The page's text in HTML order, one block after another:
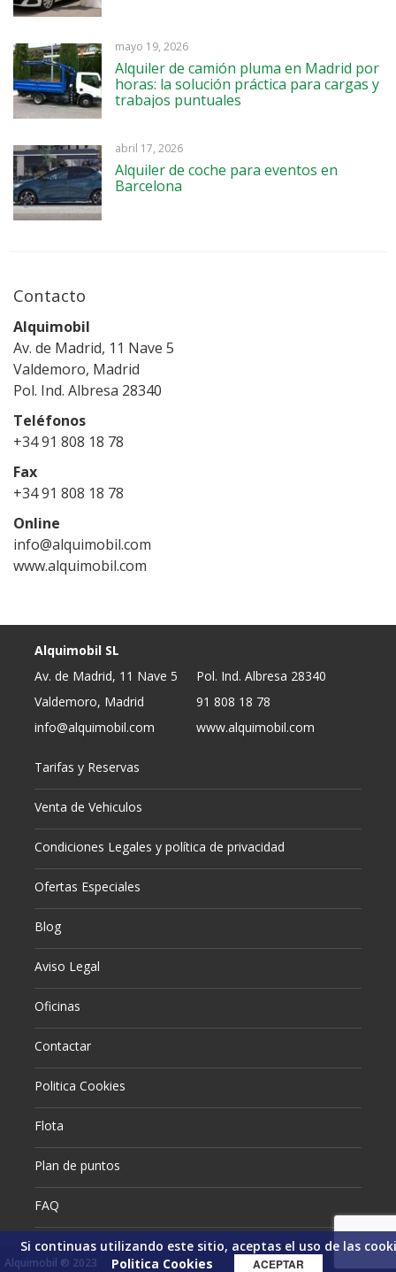
mayo 19, 2026
Alquiler de camión pluma en Madrid por
horas: la solución práctica para cargas y
trabajos puntuales
abril 17, 2026
Alquiler de coche para eventos en
Barcelona
Contacto
Alquimobil
Av. de Madrid, 11 Nave 5
Valdemoro, Madrid
Pol. Ind. Albresa 28340
Teléfonos
+34 91 808 18 78
Fax
+34 91 808 18 78
Online
info@alquimobil.com
www.alquimobil.com
Alquimobil SL
Av. de Madrid, 11 Nave 5
Pol. Ind. Albresa 28340
Valdemoro, Madrid
91 808 18 78
info@alquimobil.com
www.alquimobil.com
Tarifas y Reservas
Venta de Vehiculos
Condiciones Legales y política de privacidad
Ofertas Especiales
Blog
Aviso Legal
Oficinas
Contactar
Politica Cookies
Flota
Plan de puntos
FAQ
Alquimobil ® 2023
Si continuas utilizando este sitio, aceptas el uso de las
Politica Cookies
ACEPTAR